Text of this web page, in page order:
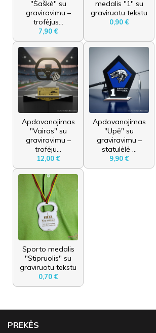
"Šaškė" su
graviravimu –
trofėjus...
7,90 €
medalis "1" su
graviruotu tekstu
0,90 €
Apdovanojimas
"Vairas" su
graviravimu –
trofėju...
12,00 €
Apdovanojimas
"Upė" su
graviravimu –
statulėlė ...
9,90 €
Sporto medalis
"Stipruolis" su
graviruotu tekstu
0,70 €
PREKĖS